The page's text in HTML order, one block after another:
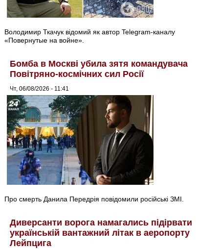
Володимир Ткачук відомий як автор Telegram-каналу
«Повернутые на войне».
Бомба в Москві убила зятя командувача
Повітряно-космічних сил Росії
Чт, 06/08/2026 - 11:41
Про смерть Данила Передрія повідомили російські ЗМІ.
Диверсанти ворога намагались підірвати
українській вантажний літак в аеропорту
Лейпцига